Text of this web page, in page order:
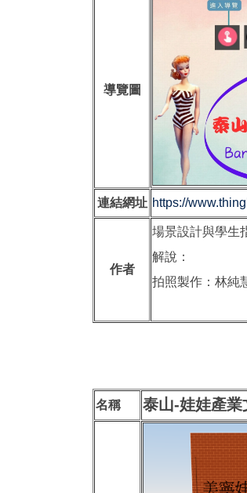
導覽圖
連結網址 https://
作者
場景設計與學生
解說：
拍照製作：林純
名稱 泰山-娃娃產業